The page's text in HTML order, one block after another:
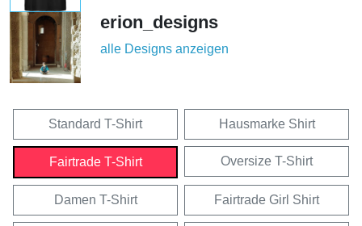
erion_designs
alle Designs anzeigen
Standard T-Shirt Hausmarke Shirt
Fairtrade T-Shirt Oversize T-Shirt
Damen T-Shirt Fairtrade Girl Shirt